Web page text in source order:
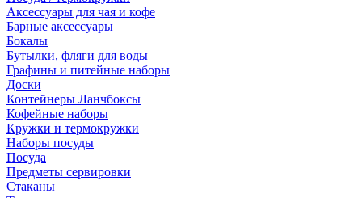
Аксессуары для чая и кофе
Барные аксессуары
Бокалы
Бутылки, фляги для воды
Графины и питейные наборы
Доски
Контейнеры Ланчбоксы
Кофейные наборы
Кружки и термокружки
Наборы посуды
Посуда
Предметы сервировки
Стаканы